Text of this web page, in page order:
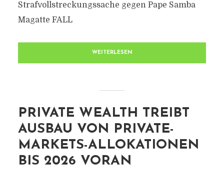
Strafvollstreckungssache gegen Pape Samba
Magatte FALL
WEITERLESEN
PRIVATE WEALTH TREIBT
AUSBAU VON PRIVATE-
MARKETS-ALLOKATIONEN
BIS 2026 VORAN